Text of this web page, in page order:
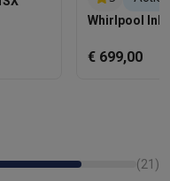
Whirlpool
€ 699,00
(21 )